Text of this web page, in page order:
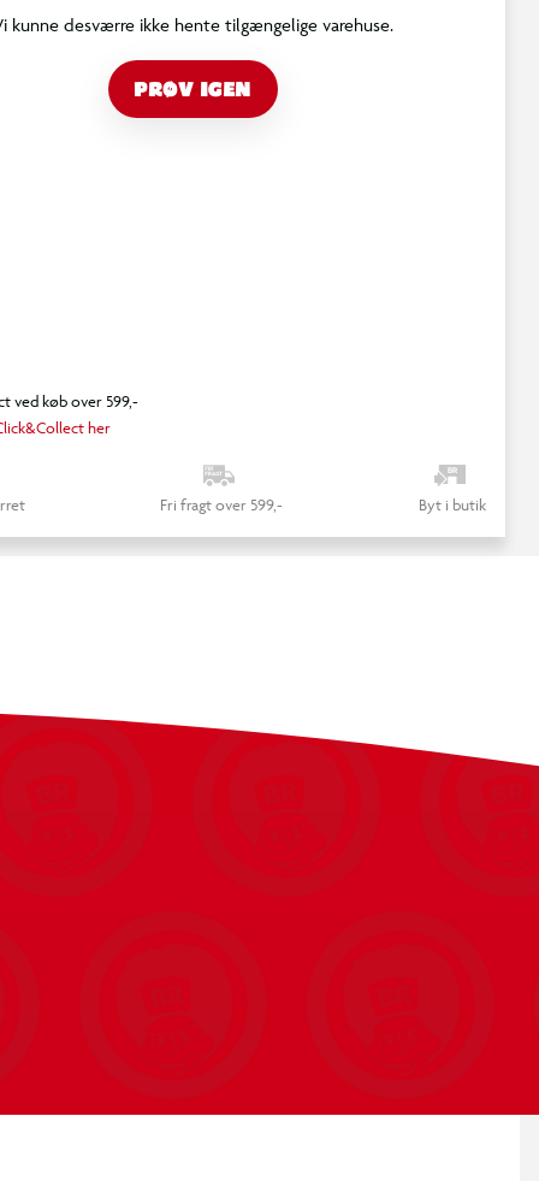
kunne desværre ikke hente tilgængelige varehuse.
PRØV IGEN
ved køb over 599,-
her
Fri fragt over 599,- Byt i butik